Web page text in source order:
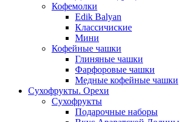
Кофемолки
Edik Balyan
Классичиские
Мини
Кофейные чашки
Глиняные чашки
Фарфоровые чашки
Медные кофейные чашки
Сухофрукты. Орехи
Сухофрукты
Подарочные наборы